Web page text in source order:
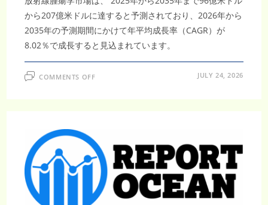
から207億米ドルに達すると予測されており、2026年から
2035年の予測期間にかけて年平均成長率（CAGR）が
8.02％で成長すると見込まれています。
COMMENTS OFFON
調
査
レ
ポ
ー
ト
｜
2035
JULY 24, 2026